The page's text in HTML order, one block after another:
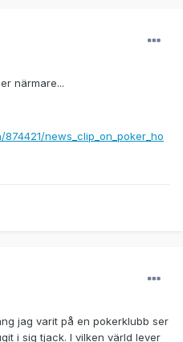
närmare...
news_clip_on_poker_ho
jag varit på en pokerklubb ser
i sig tjack. I vilken värld lever